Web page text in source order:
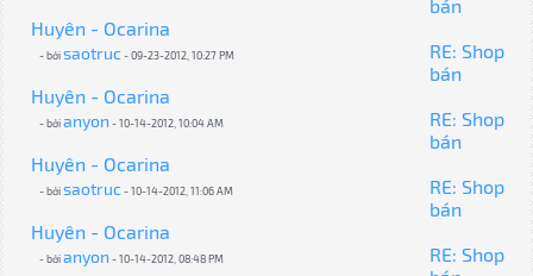
bán
Huyên - Ocarina
- bởisaotruc- 09-23-2012, 10:27 PM
RE: Shop
bán
Huyên - Ocarina
- bởianyon - 10-14-2012, 10:04 AM
RE: Shop
bán
Huyên - Ocarina
- bởisaotruc- 10-14-2012, 11:06 AM
RE: Shop
bán
Huyên - Ocarina
- bởianyon - 10-14-2012, 08:48 PM
RE: Shop